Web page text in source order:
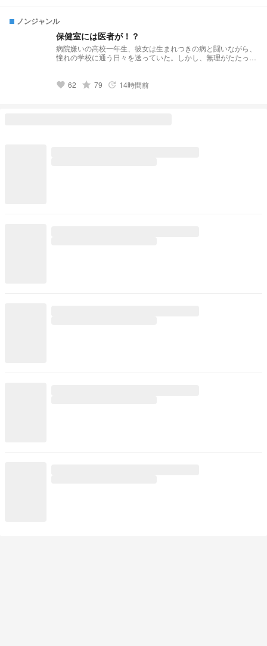
【白布】 「浮いてた彼女が”浮いて”いた」 小説になりました↓
↓ ↓ https://novel.prcm.jp/novel/wm18GhLSixpJNbKeARoK
【宮侑】(角名) 「ちみけも買ったら男子高校生拾った話」 小説
になりました↓ ↓ ↓
https://novel.prcm.jp/novel/nMbYXcbwwQjoQ15Ja254 【牛
ノンジャンル
保健室には医者が！？
病院嫌いの高校一年生、彼女は生まれつきの病と闘いながら、
憧れの学校に通う日々を送っていた。しかし、無理がたたって
favorite 62 grade 79 update 14時間前